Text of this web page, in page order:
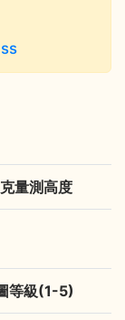
量測高度
等級(1-5)